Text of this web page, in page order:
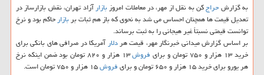
به گزارشحراجكن به نقل از مهر، در معاملات امروزبازارآزاد تهران، نقش بازارساز در
تعدیل قیمت ها همچنان احساس می شد به نحوی كه باز هم ثبات بربازارحاكم بود و نرخ
توانست قیمتی نسبتاً غیر هیجانی را به ثبت برساند.
بر اساس گزارش میدانی خبرنگار مهر، قیمت هردلارآمریكا در صرافی های بانكی برای
خرید ۱۳ هزار و ۷۵۰ تومان و برای
فروش
۱۳ هزار و ۸۲۰ تومان بود ضمن اینكه نرخ
هر یورو برای خرید ۱۵ هزار و ۶۵۰ تومان و برای
فروش